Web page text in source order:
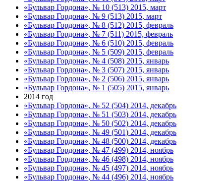
«Бульвар Гордона», № 10 (513) 2015, март
«Бульвар Гордона», № 9 (513) 2015, март
«Бульвар Гордона», № 8 (512) 2015, февраль
«Бульвар Гордона», № 7 (511) 2015, февраль
«Бульвар Гордона», № 6 (510) 2015, февраль
«Бульвар Гордона», № 5 (509) 2015, февраль
«Бульвар Гордона», № 4 (508) 2015, январь
«Бульвар Гордона», № 3 (507) 2015, январь
«Бульвар Гордона», № 2 (506) 2015, январь
«Бульвар Гордона», № 1 (505) 2015, январь
2014 год
«Бульвар Гордона», № 52 (504) 2014, декабрь
«Бульвар Гордона», № 51 (503) 2014, декабрь
«Бульвар Гордона», № 50 (502) 2014, декабрь
«Бульвар Гордона», № 49 (501) 2014, декабрь
«Бульвар Гордона», № 48 (500) 2014, декабрь
«Бульвар Гордона», № 47 (499) 2014, ноябрь
«Бульвар Гордона», № 46 (498) 2014, ноябрь
«Бульвар Гордона», № 45 (497) 2014, ноябрь
«Бульвар Гордона», № 44 (496) 2014, ноябрь